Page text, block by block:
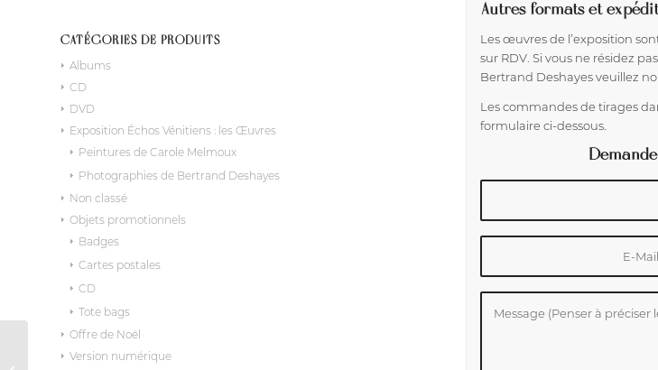
CATÉGORIES DE PRODUITS
Albums
CD
DVD
Exposition Échos Vénitiens : les Œuvres
Peintures de Carole Melmoux
Photographies de Bertrand Deshayes
Non classé
Objets promotionnels
Badges
Cartes postales
CD
Tote bags
Offre de Noël
Version numérique
Autres formats et
Les œuvres de l’exposition
sur RDV. Si vous ne résidez
Bertrand Deshayes veuillez
Les commandes de tirages
formulaire ci-dessous.